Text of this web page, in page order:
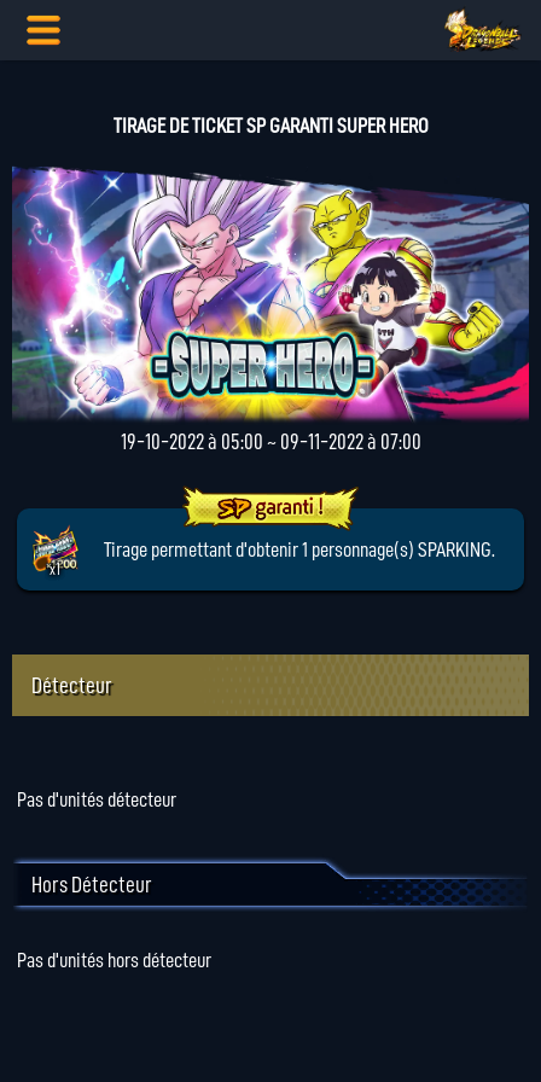
TIRAGE DE TICKET SP GARANTI SUPER HERO
19-10-2022 à 05:00 ~ 09-11-2022 à 07:00
x1
Tirage permettant d'obtenir 1 personnage(s) SPARKING.
Détecteur
Pas d'unités détecteur
Hors Détecteur
Pas d'unités hors détecteur